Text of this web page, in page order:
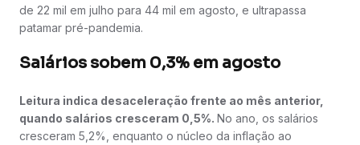
de 22 mil em julho para 44 mil em agosto, e ultrapassa
patamar pré-pandemia.
Salários sobem 0,3% em agosto
Leitura indica desaceleração frente ao mês anterior,
quando salários cresceram 0,5%. No ano, os salários
cresceram 5,2%, enquanto o núcleo da inflação ao